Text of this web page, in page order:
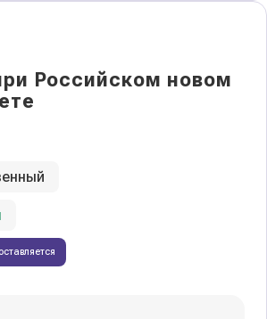
Российском новом